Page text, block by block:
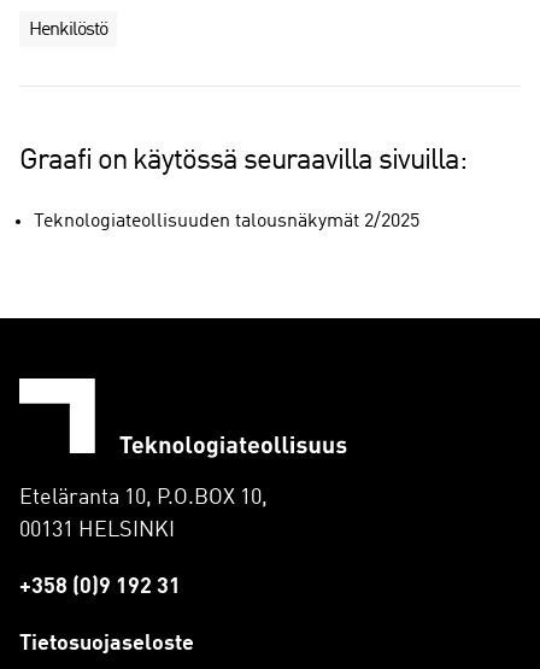
Henkilöstö
Graafi on käytössä seuraavilla sivuilla:
Teknologiateollisuuden talousnäkymät 2/2025
Eteläranta 10, P.O.BOX 10,
00131 HELSINKI
+358 (0)9 192 31
Tietosuojaseloste